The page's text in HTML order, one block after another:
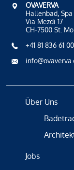
OVAVERVA
Hallenbad,
Via Mezdi 17
CH-7500 St.
+41 81 836 61 00
Über Uns
Jobs